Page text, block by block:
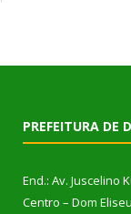
PREFEITURA DE
End.: Av. Juscelino
Centro – Dom